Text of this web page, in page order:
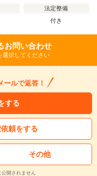
法定整備
付き
お問い合わせ
選択してください
ールで返答！
する
頼をする
その他
開されません